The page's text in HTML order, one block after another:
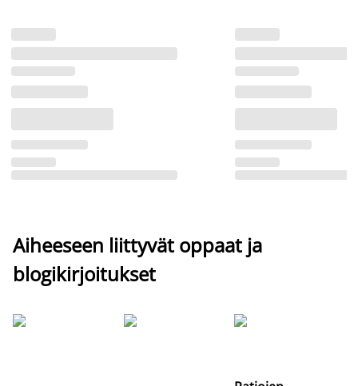
Aiheeseen liittyvät oppaat ja
blogikirjoitukset